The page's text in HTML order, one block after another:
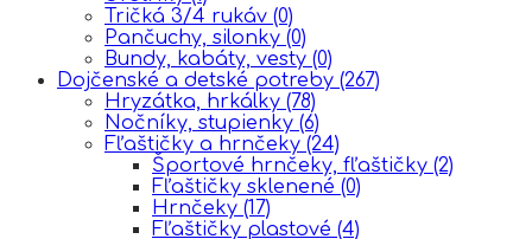
Tričká 3/4 rukáv (0)
Pančuchy, silonky (0)
Bundy, kabáty, vesty (0)
Dojčenské a detské potreby (267)
Hryzátka, hrkálky (78)
Nočníky, stupienky (6)
Fľaštičky a hrnčeky (24)
Športové hrnčeky, fľaštičky (2)
Fľaštičky sklenené (0)
Hrnčeky (17)
Fľaštičky plastové (4)